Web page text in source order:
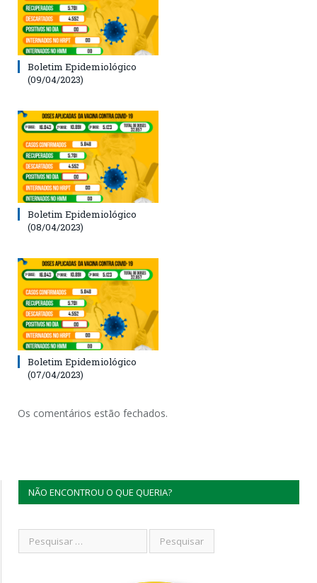
Boletim Epidemiológico
(09/04/2023)
Boletim Epidemiológico
(08/04/2023)
Boletim Epidemiológico
(07/04/2023)
Os comentários estão fechados.
NÃO ENCONTROU O QUE QUERIA?